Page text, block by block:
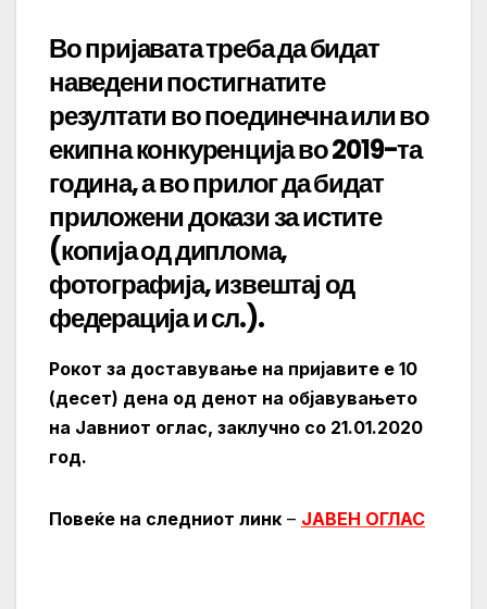
Во пријавата треба да бидат
наведени постигнатите
резултати во поединечна или во
екипна конкуренција во 2019-та
година, а во прилог да бидат
приложени докази за истите
(копија од диплома,
фотографија, извештај од
федерација и сл.).
Рокот за доставување на пријавите е 10
(десет) дена од денот на објавувањето
на Јавниот оглас, заклучно со 21.01.2020
год.
Повеќе на следниот линк – ЈАВЕН ОГЛАС